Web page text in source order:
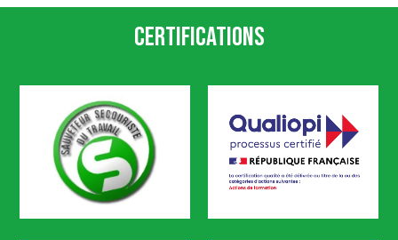
Certifications
SST Qualiopi